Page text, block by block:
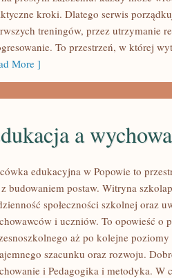
kroki. Dlatego serwis
treningów, przez utrzymanie
To przestrzeń, w której
More ]
a
edukacyjna w Popowie to
budowaniem postaw. Witryna
społeczności szkolnej oraz
i uczniów. To opowieść o
aż po kolejne
szacunku oraz rozwoju.
i Pedagogika i metodyka. W